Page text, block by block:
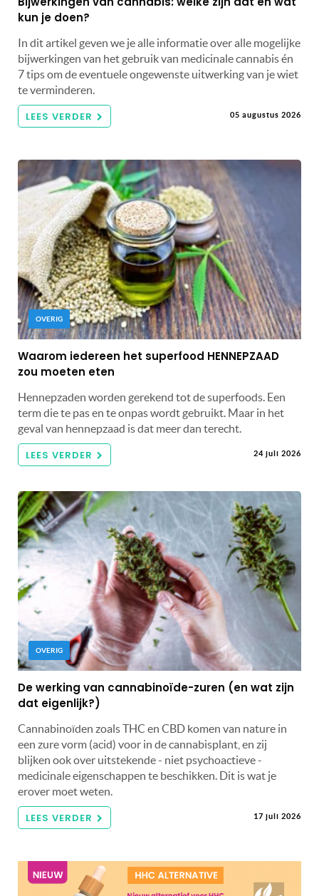
kun je doen?
In dit artikel geven we je alle informatie over alle mogelijke
bijwerkingen van het gebruik van medicinale cannabis én
7 tips om de eventuele ongewenste uitwerking van je wiet
te verminderen.
LEES VERDER 05 augustus 2026
OVERIG
Waarom iedereen het superfood HENNEPZAAD
zou moeten eten
Hennepzaden worden gerekend tot de superfoods. Een
term die te pas en te onpas wordt gebruikt. Maar in het
geval van hennepzaad is dat meer dan terecht.
LEES VERDER 24 juli 2026
OVERIG
De werking van cannabinoïde-zuren (en wat zijn
dat eigenlijk?)
Cannabinoïden zoals THC en CBD komen van nature in
een zure vorm (acid) voor in de cannabisplant, en zij
blijken ook over uitstekende - niet psychoactieve -
medicinale eigenschappen te beschikken. Dit is wat je
erover moet weten.
LEES VERDER 17 juli 2026